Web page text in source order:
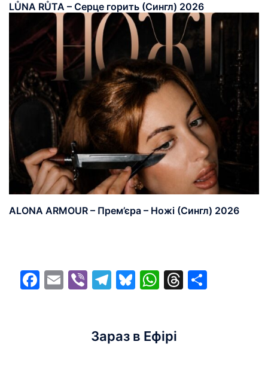
LŮNA RŮTA – Серце горить (Сингл) 2026
ALONA ARMOUR – Прем’єра – Ножі (Сингл) 2026
Facebook
EmailViberTelegram
Bluesky
WhatsApp
Threads
Зараз в Ефірі